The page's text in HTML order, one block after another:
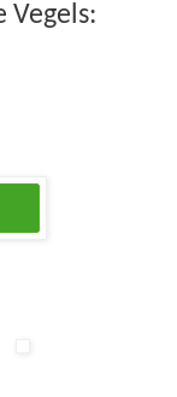
Vegels: